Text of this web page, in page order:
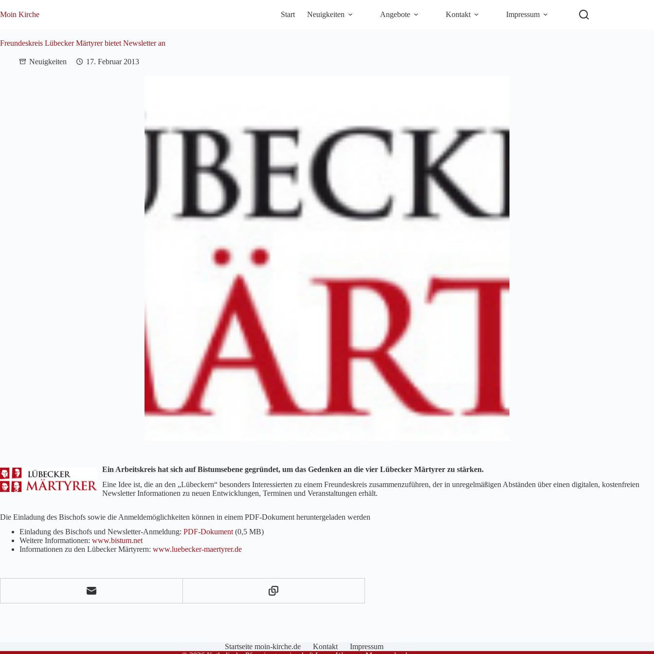
Inhalt
Moin Kirche Start Neuigkeiten Angebote Kontakt Impressum
Freundeskreis Lübecker Märtyrer bietet Newsletter an
Neuigkeiten 17. Februar 2013
Ein Arbeitskreis hat sich auf Bistumsebene gegründet, um das Gedenken an die vier Lübecker Märtyrer zu stärken.
Eine Idee ist, die an den „Lübeckern“ besonders Interessierten zu einem Freundeskreis zusammenzuführen, der in unregelmäßigen Abständen über einen digitalen, kostenfreien
Newsletter Informationen zu neuen Entwicklungen, Terminen und Veranstaltungen erhält.
Die Einladung des Bischofs sowie die Anmeldemöglichkeiten können in einem PDF-Dokument heruntergeladen werden
Einladung des Bischofs und Newsletter-Anmeldung: PDF-Dokument (0,5 MB)
Weitere Informationen: www.bistum.net
Informationen zu den Lübecker Märtyrern: www.luebecker-maertyrer.de
Startseite moin-kirche.de Kontakt
Impressum